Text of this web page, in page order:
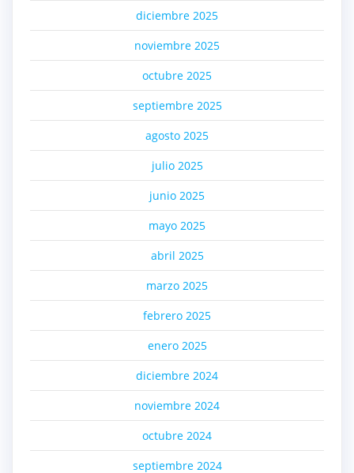
diciembre 2025
noviembre 2025
octubre 2025
septiembre 2025
agosto 2025
julio 2025
junio 2025
mayo 2025
abril 2025
marzo 2025
febrero 2025
enero 2025
diciembre 2024
noviembre 2024
octubre 2024
septiembre 2024